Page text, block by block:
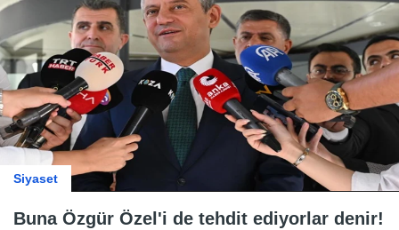
Siyaset
Buna Özgür Özel'i de tehdit ediyorlar denir!